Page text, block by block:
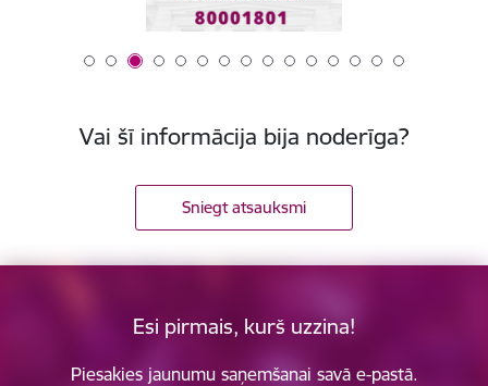
Vai šī informācija bija noderīga?
Sniegt atsauksmi
Esi pirmais, kurš uzzina!
Piesakies jaunumu saņemšanai savā e-pastā.